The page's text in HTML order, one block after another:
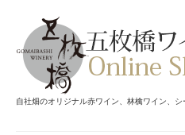
自社畑のオリジナル赤ワイン、林檎ワイン、シ